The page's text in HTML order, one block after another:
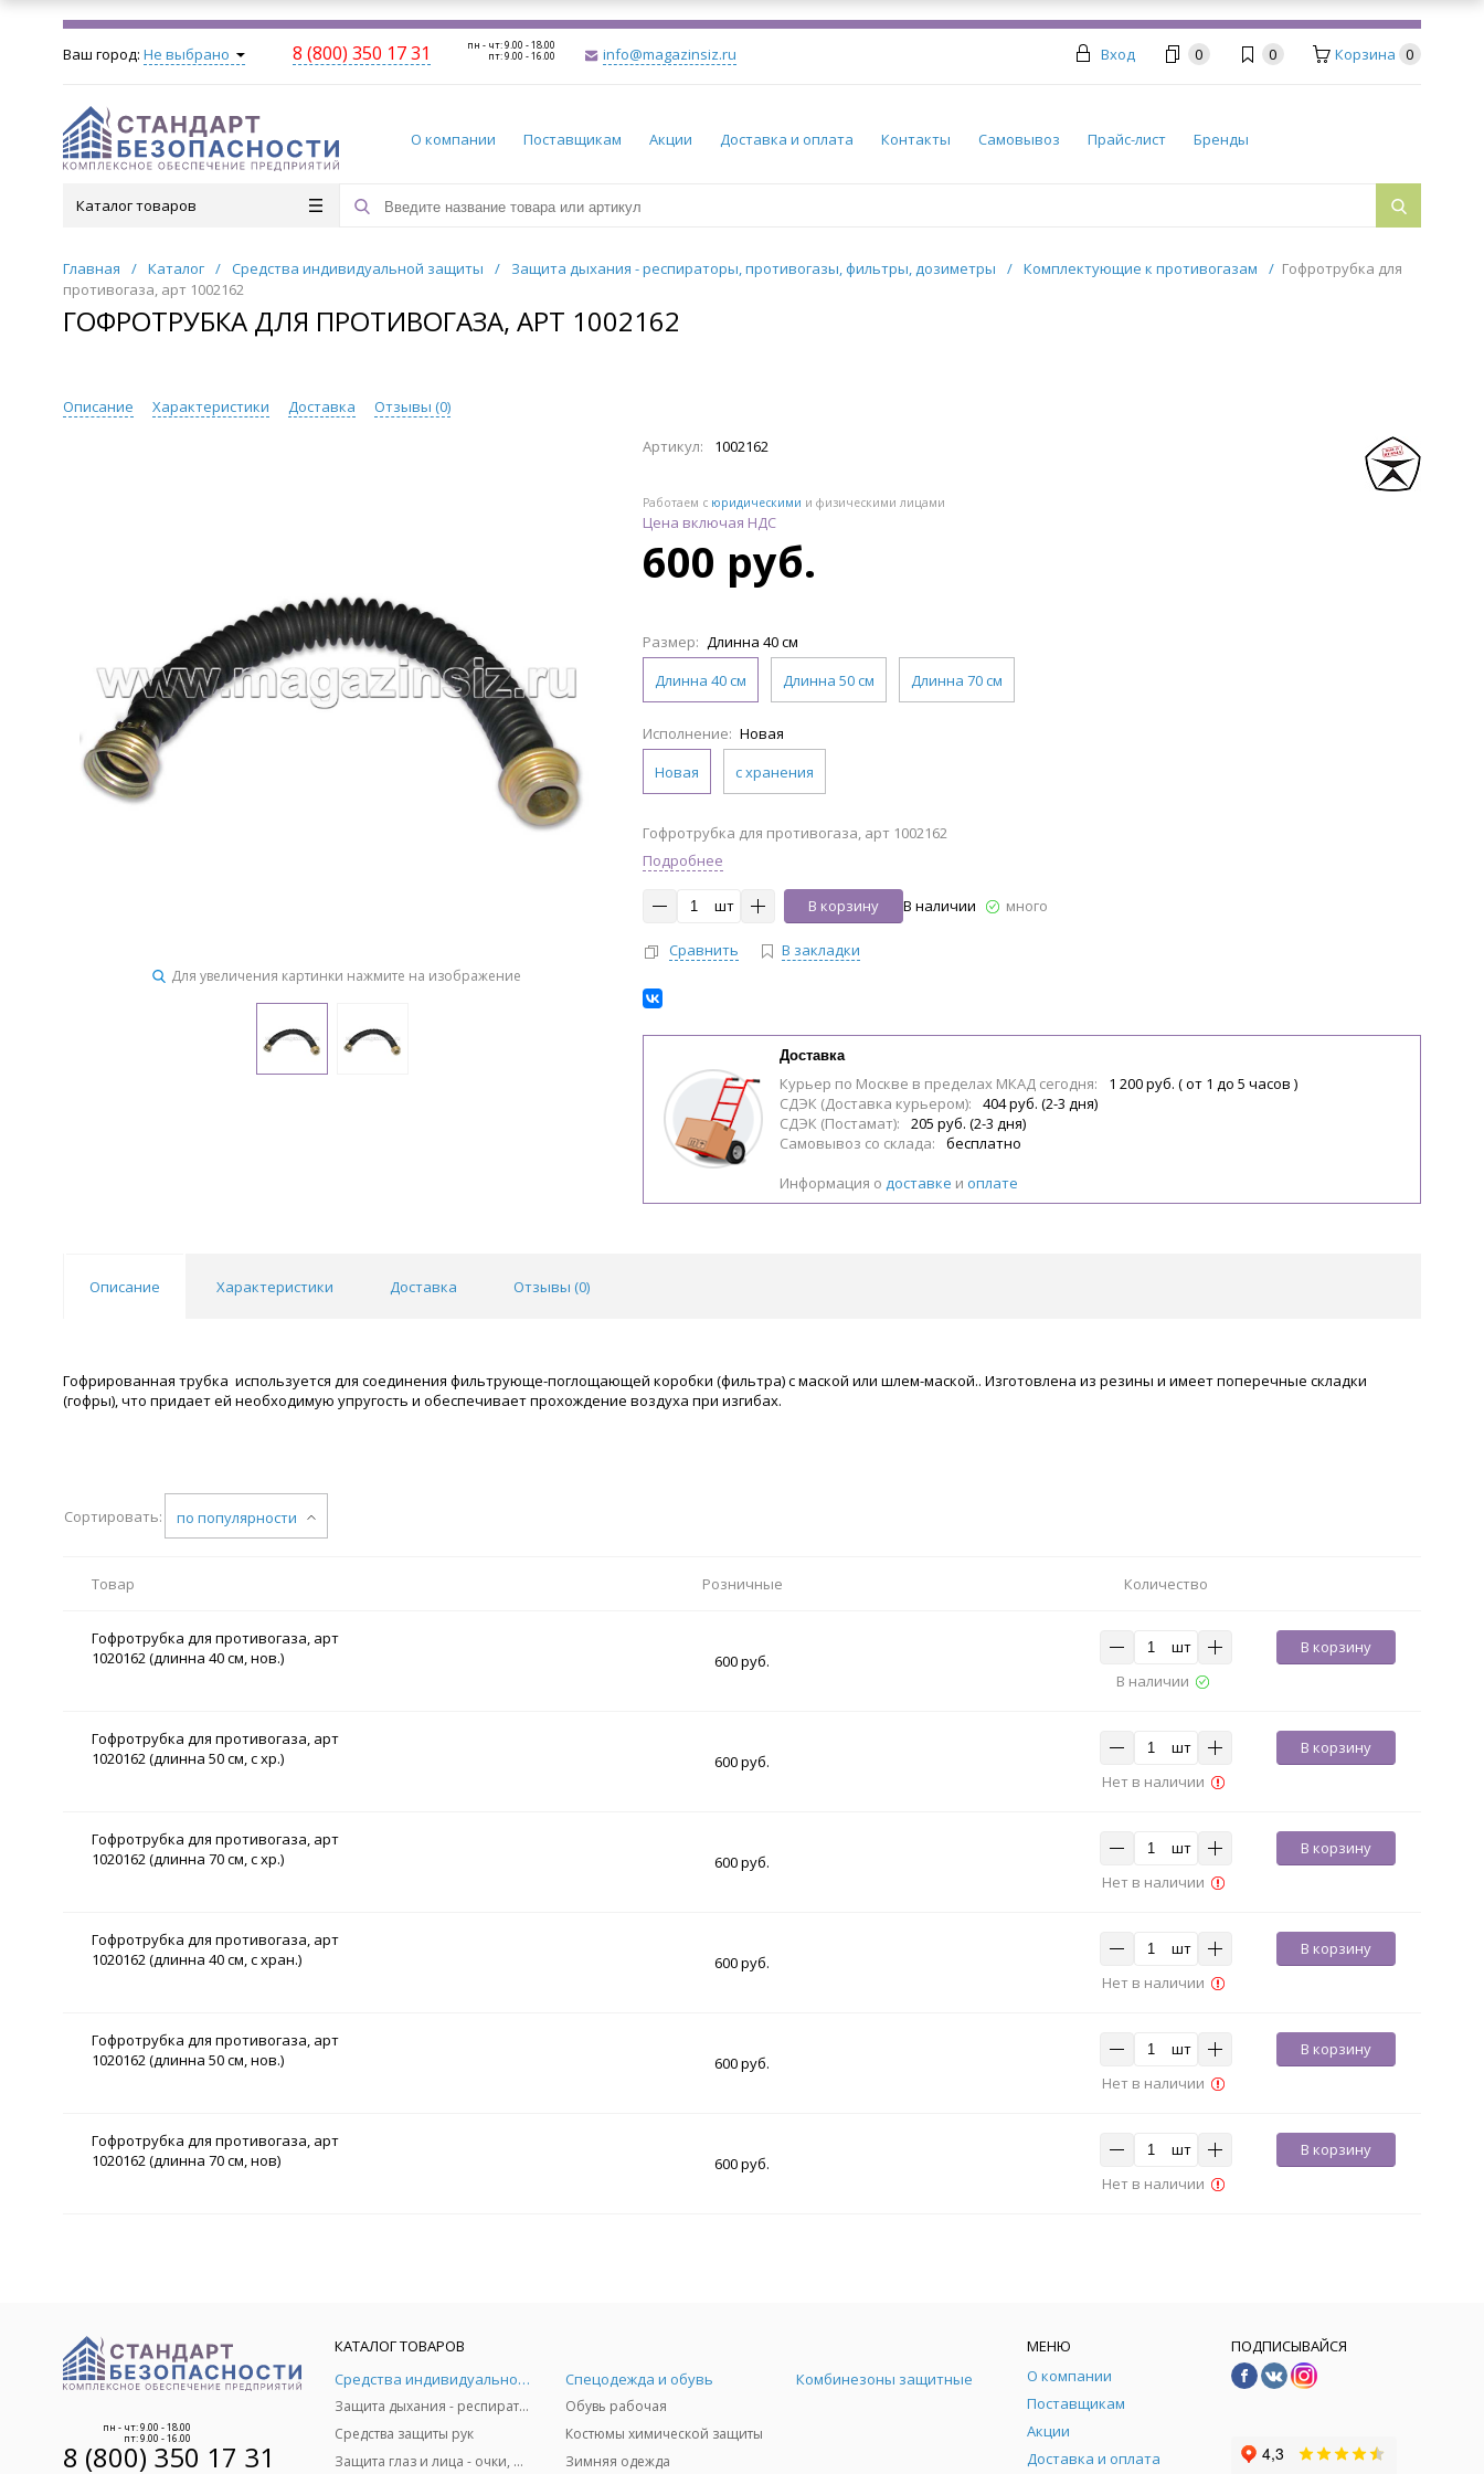
Ваш город: Не выбрано 8 (800) 350 17 31 пн - чт: 9.00 - 18.00
пт: 9.00 - 16.00 info@magazinsiz.ru Вход 0 0 Корзина 0
О компании Поставщикам Акции Доставка и оплата Контакты Самовывоз Прайс-лист Бренды
Каталог товаров
Главная / Каталог / Средства индивидуальной защиты / Защита дыхания - респираторы, противогазы, фильтры, дозиметры / Комплектующие к противогазам / Гофротрубка для
противогаза, арт 1002162
ГОФРОТРУБКА ДЛЯ ПРОТИВОГАЗА, АРТ 1002162
Описание Характеристики Доставка Отзывы (0)
Для увеличения картинки нажмите на изображение
Артикул: 1002162
Работаем с юридическими и физическими лицами
Цена включая НДС
600 руб.
Размер: Длинна 40 см
Длинна 40 см
Длинна 50 см Длинна 70 см
Исполнение: Новая
Новая
с хранения
Гофротрубка для противогаза, арт 1002162
Подробнее
шт В корзину В наличии много
Сравнить В закладки
Доставка
Курьер по Москве в пределах МКАД сегодня:
1 200 руб. ( от 1 до 5 часов )
СДЭК (Доставка курьером):
404 руб. (2-3 дня)
СДЭК (Постамат):
205 руб. (2-3 дня)
Самовывоз со склада:
бесплатно
Информация о доставке и оплате
Описание Характеристики Доставка Отзывы (0)
Гофрированная трубка используется для соединения фильтрующе-поглощающей коробки (фильтра) с маской или шлем-маской.. Изготовлена из резины и имеет поперечные складки
(гофры), что придает ей необходимую упругость и обеспечивает прохождение воздуха при изгибах.
Сортировать: по популярности
Товар Розничные Количество
Гофротрубка для противогаза, арт
1020162 (длинна 40 см, нов.)
600 руб.
шт
В корзину
В наличии
Гофротрубка для противогаза, арт
1020162 (длинна 50 см, с хр.)
600 руб.
шт
В корзину
Нет в наличии
Гофротрубка для противогаза, арт
1020162 (длинна 70 см, с хр.)
600 руб.
шт
В корзину
Нет в наличии
Гофротрубка для противогаза, арт
1020162 (длинна 40 см, с хран.)
600 руб.
шт
В корзину
Нет в наличии
Гофротрубка для противогаза, арт
1020162 (длинна 50 см, нов.)
600 руб.
шт
В корзину
Нет в наличии
Гофротрубка для противогаза, арт
1020162 (длинна 70 см, нов)
600 руб.
шт
В корзину
Нет в наличии
пн - чт: 9.00 - 18.00
пт: 9.00 - 16.00
8 (800) 350 17 31
КАТАЛОГ ТОВАРОВ
Средства индивидуальной защиты
Защита дыхания - респираторы, противогазы, фильтры, дозиметры
Средства защиты рук
Защита глаз и лица - очки, щитки
Спецодежда и обувь
Обувь рабочая
Костюмы химической защиты
Зимняя одежда
Комбинезоны защитные
МЕНЮ
О компании
Поставщикам
Акции
Доставка и оплата
ПОДПИСЫВАЙСЯ